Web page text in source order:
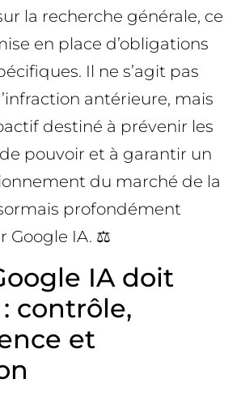
la recherche générale, ce
en place d’obligations
Il ne s’agit pas
antérieure, mais
destiné à prévenir les
pouvoir et à garantir un
du marché de la
profondément
Google IA. ⚖️
IA doit
contrôle,
et